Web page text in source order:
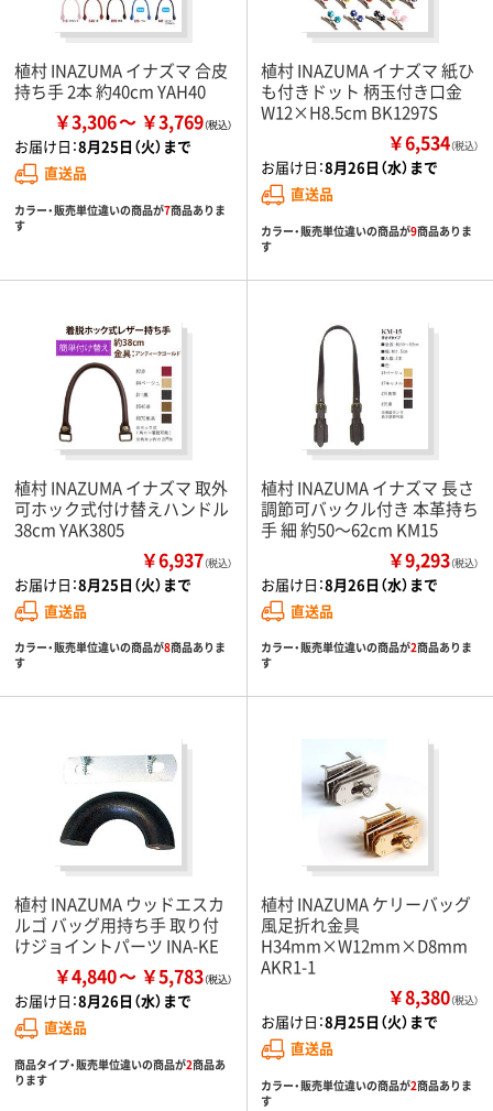
植村 INAZUMA イナズマ 合皮
持ち手 2本 約40cm YAH40
￥3,306 ￥3,769
お届け日：8月25日（火）まで
直送品
カラー・販売単位違いの商品が7商品ありま
す
植村 INAZUMA イナズマ 紙ひ
も付きドット 柄玉付き口金
W12×H8.5cm BK1297S
￥6,534（税込）
お届け日：8月26日（水）まで
直送品
カラー・販売単位違いの商品が9商品ありま
す
植村 INAZUMA イナズマ 取外
可ホック式付け替えハンドル
38cm YAK3805
￥6,937（税込）
お届け日：8月25日（火）まで
直送品
カラー・販売単位違いの商品が8商品ありま
す
植村 INAZUMA イナズマ 長さ
調節可バックル付き 本革持ち
手 細 約50～62cm KM15
￥9,293（税込）
お届け日：8月26日（水）まで
直送品
カラー・販売単位違いの商品が2商品ありま
す
植村 INAZUMA ウッドエスカ
ルゴ バッグ用持ち手 取り付
けジョイントパーツ INA-KE
￥4,840 ￥5,783
お届け日：8月26日（水）まで
直送品
商品タイプ・販売単位違いの商品が2商品あ
ります
植村 INAZUMA ケリーバッグ
風足折れ金具
H34mm×W12mm×D8mm
AKR1-1
￥8,380（税込）
お届け日：8月25日（火）まで
直送品
カラー・販売単位違いの商品が2商品ありま
す